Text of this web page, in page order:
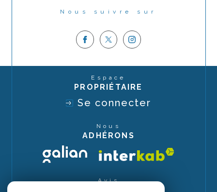
Nous suivre sur
Espace
PROPRIÉTAIRE
Se connecter
Nous
ADHÉRONS
Avis